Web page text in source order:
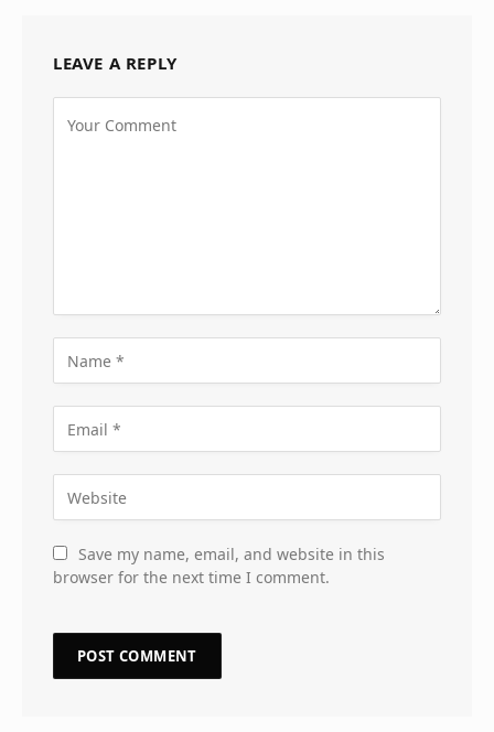
LEAVE A REPLY
Save my name, email, and website in this
browser for the next time I comment.